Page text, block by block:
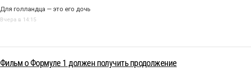
Для голландца — это его дочь
Вчера в 14:15
Фильм о Формуле 1 должен получить продолжение